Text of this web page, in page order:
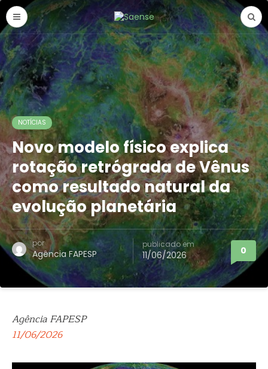
NOTÍCIAS
Novo modelo físico explica
rotação retrógrada de Vênus
como resultado natural da
evolução planetária
por
Agência FAPESP
publicado em
11/06/2026 0
Agência FAPESP
11/06/2026